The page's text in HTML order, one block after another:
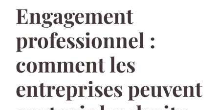
Engagement
professionnel :
comment les
entreprises peuvent